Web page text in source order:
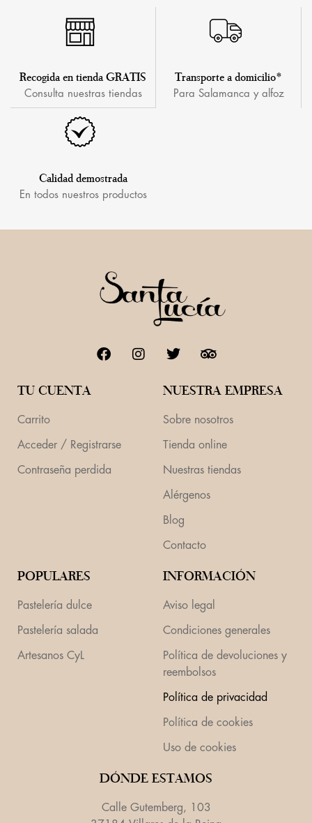
Recogida en tienda GRATIS
Consulta nuestras tiendas
Transporte a domicilio*
Para Salamanca y alfoz
Calidad demostrada
En todos nuestros productos
TU CUENTA
Carrito
Acceder / Registrarse
Contraseña perdida
NUESTRA EMPRESA
Sobre nosotros
Tienda online
Nuestras tiendas
Alérgenos
Blog
Contacto
POPULARES
Pastelería dulce
Pastelería salada
Artesanos CyL
INFORMACIÓN
Aviso legal
Condiciones generales
Política de devoluciones y
reembolsos
Política de privacidad
Política de cookies
Uso de cookies
DÓNDE ESTAMOS
Calle Gutemberg, 103